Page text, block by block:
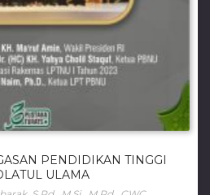
PENDIDIKAN TINGGI
ULAMA